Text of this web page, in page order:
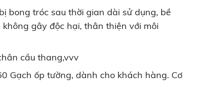
bong tróc sau thời gian dài sử dụng, bề
gây độc hại, thân thiện với môi
cầu thang,vvv
Gạch ốp tường, dành cho khách hàng. Cơ